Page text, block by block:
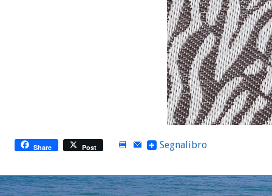
Share Post Segnalibro